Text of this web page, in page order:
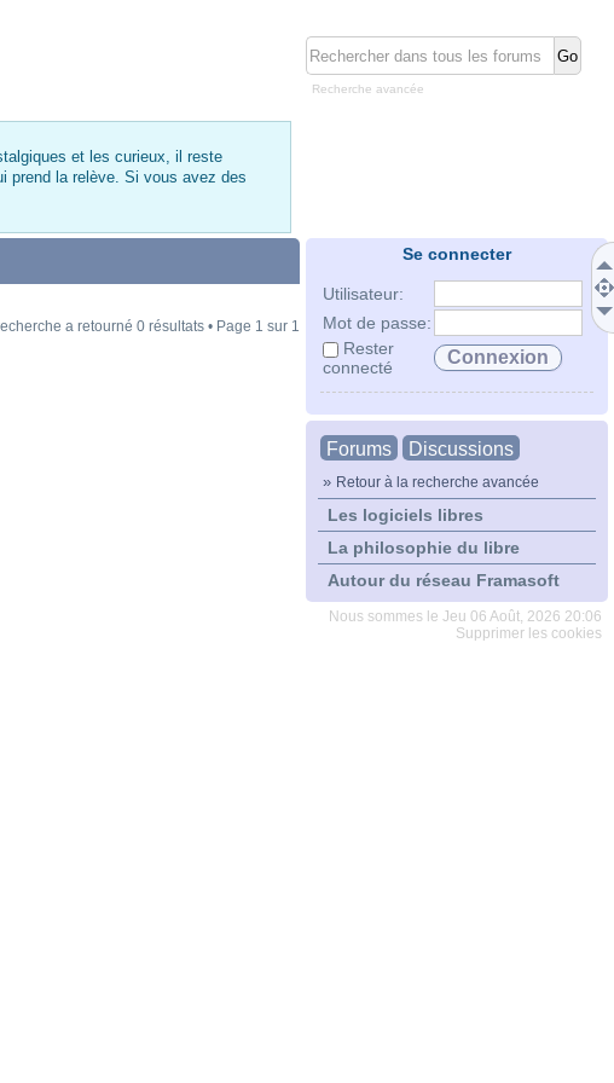
Recherche avancée
et les curieux, il reste
prend la relève. Si vous avez des
Se connecter
Utilisateur:
Mot de passe:
Rester
connecté
Forums Discussions
» Retour à la recherche avancée
Les logiciels libres
La philosophie du libre
Autour du réseau Framasoft
Nous sommes le Jeu 06 Août, 2026 20:06
Supprimer les cookies
a retourné 0 résultats • Page 1 sur 1